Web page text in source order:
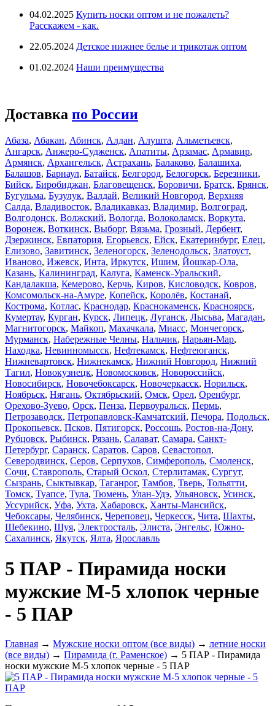
04.02.2025 Купить носки оптом и не пожалеть?
Расскажем - как.
22.05.2024 Детское нижнее белье и трикотаж оптом
01.02.2024 Наши преимущества
Доставка по России
Абаза, Абакан, Абинск, Алдан, Алушта, Альметьевск,
Ангарск, Анжеро-Судженск, Апатиты, Арзамас, Армавир,
Армянск, Архангельск, Астрахань, Балаково, Балашиха,
Балашов, Барнаул, Батайск, Белгород, Белогорск, Березники,
Бийск, Биробиджан, Благовещенск, Боровичи, Братск, Брянск,
Бугульма, Бузулук, Валдай, Великий Новгород, Верхняя
Салда, Владивосток, Владикавказ, Владимир, Волгоград,
Волгодонск, Волжский, Вологда, Волоколамск, Воркута,
Воронеж, Воткинск, Выборг, Вязьма, Грозный, Дербент,
Дзержинск, Евпатория, Егорьевск, Ейск, Екатеринбург, Елец,
Елизово, Завитинск, Зеленогорск, Зеленодольск, Златоуст,
Иваново, Ижевск, Инта, Иркутск, Ишим, Йошкар-Ола,
Казань, Калининград, Калуга, Каменск-Уральский,
Кандалакша, Кемерово, Керчь, Киров, Кисловодск, Ковров,
Комсомольск-на-Амуре, Копейск, Королёв, Костанай,
Кострома, Котлас, Краснодар, Краснокаменск, Красноярск,
Кумертау, Курган, Курск, Липецк, Луганск, Лысьва, Магадан,
Магнитогорск, Майкоп, Махачкала, Миасс, Мончегорск,
Мурманск, Набережные Челны, Нальчик, Нарьян-Мар,
Находка, Невинномысск, Нефтекамск, Нефтеюганск,
Нижневартовск, Нижнекамск, Нижний Новгород, Нижний
Тагил, Новокузнецк, Новомосковск, Новороссийск,
Новосибирск, Новочебоксарск, Новочеркасск, Норильск,
Ноябрьск, Нягань, Октябрьский, Омск, Орел, Оренбург,
Орехово-Зуево, Орск, Пенза, Первоуральск, Пермь,
Петрозаводск, Петропавловск-Камчатский, Печора, Подольск,
Прокопьевск, Псков, Пятигорск, Россошь, Ростов-на-Дону,
Рубцовск, Рыбинск, Рязань, Салават, Самара, Санкт-
Петербург, Саранск, Саратов, Саров, Севастопол,
Северодвинск, Серов, Серпухов, Симферополь, Смоленск,
Сочи, Ставрополь, Старый Оскол, Стерлитамак, Сургут,
Сызрань, Сыктывкар, Таганрог, Тамбов, Тверь, Тольятти,
Томск, Туапсе, Тула, Тюмень, Улан-Удэ, Ульяновск, Усинск,
Уссурийск, Уфа, Ухта, Хабаровск, Ханты-Мансийск,
Чебоксары, Челябинск, Череповец, Черкесск, Чита, Шахты,
Шебекино, Шуя, Электросталь, Элиста, Энгельс, Южно-
Сахалинск, Якутск, Ялта, Ярославль
5 ПАР - Пирамида носки
мужские М-5 хлопок черные
- 5 ПАР
Главная → Мужские носки оптом (все виды) → летние носки
(все виды) → Пирамида (г. Раменское) → 5 ПАР - Пирамида
носки мужские М-5 хлопок черные - 5 ПАР